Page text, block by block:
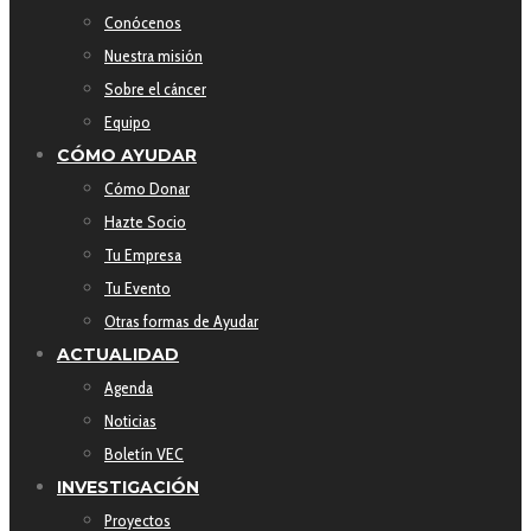
Conócenos
Nuestra misión
Sobre el cáncer
Equipo
CÓMO AYUDAR
Cómo Donar
Hazte Socio
Tu Empresa
Tu Evento
Otras formas de Ayudar
ACTUALIDAD
Agenda
Noticias
Boletín VEC
INVESTIGACIÓN
Proyectos